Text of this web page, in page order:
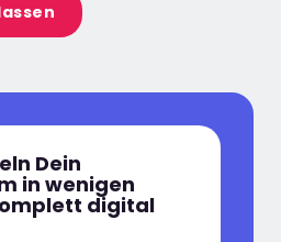
Dein
in wenigen
digital